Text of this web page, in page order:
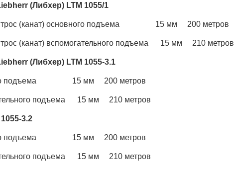
(Либхер) LTM 1055/1
трос (канат) основного подъема 15 мм 200 метров
(канат) вспомогательного подъема 15 мм 210 метров
(Либхер) LTM 1055-3.1
подъема 15 мм 200 метров
подъема 15 мм 210 метров
3.2
подъема 15 мм 200 метров
подъема 15 мм 210 метров